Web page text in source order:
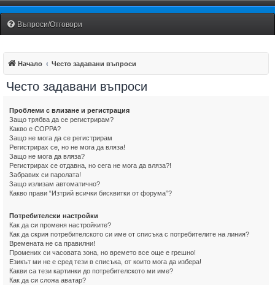
Fiat Uno Club Bulgaria
Въпроси/Отговори
Начало Често задавани въпроси
Често задавани въпроси
Проблеми с влизане и регистрация
Защо трябва да се регистрирам?
Какво е COPPA?
Защо не мога да се регистрирам
Регистрирах се, но не мога да вляза!
Защо не мога да вляза?
Регистрирах се отдавна, но сега не мога да вляза?!
Забравих си паролата!
Защо излизам автоматично?
Какво прави “Изтрий всички бисквитки от форума”?
Потребителски настройки
Как да си променя настройките?
Как да скрия потребителското си име от списъка с потребителите на линия?
Времената не са правилни!
Промених си часовата зона, но времето все още е грешно!
Езикът ми не е сред тези в списъка, от които мога да избера!
Какви са тези картинки до потребителското ми име?
Как да си сложа аватар?